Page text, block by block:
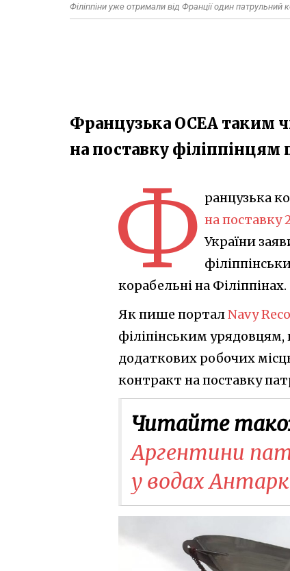
Філіппіни уже отримали від Франції один патрульний
Французька ОСЕА таким
на поставку філіппінцям
Ф ранцузька
на поставку
України
корабельні на Філіппінах.
Як пише порталNavy
філіпінським урядовцям,
додаткових робочих
контракт на поставку
Читайте
Аргентини
у водах